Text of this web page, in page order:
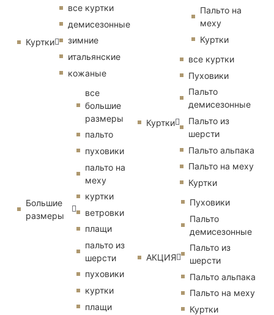
Куртки
все куртки
демисезонные
зимние
итальянские
кожаные
Большие
размеры
все
большие
размеры
пальто
пуховики
пальто на
меху
куртки
ветровки
плащи
пальто из
шерсти
пуховики
куртки
плащи
Пальто на
меху
Куртки
Куртки
все куртки
Пуховики
Пальто
демисезонные
Пальто из
шерсти
Пальто альпака
Пальто на меху
Куртки
АКЦИЯ
Пуховики
Пальто
демисезонные
Пальто из
шерсти
Пальто альпака
Пальто на меху
Куртки